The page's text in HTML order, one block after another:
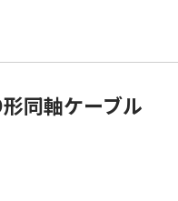
同軸ケーブル